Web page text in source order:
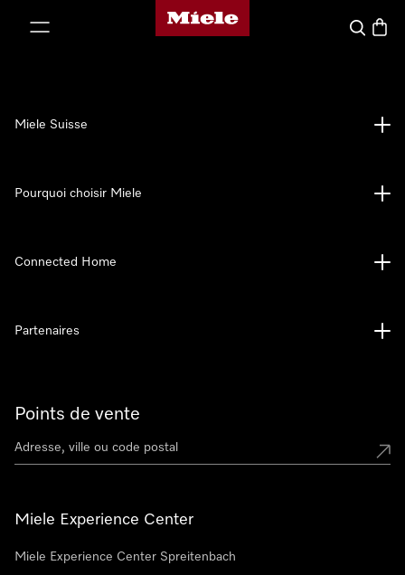
Page d'accueil de Miele
Search
Points de vente
Miele Experience Center
Miele Experience Center Spreitenbach
Miele Suisse
Pourquoi choisir Miele
Connected Home
Partenaires